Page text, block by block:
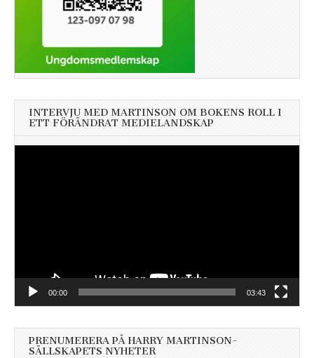
INTERVJU MED MARTINSON OM BOKENS ROLL I
ETT FÖRÄNDRAT MEDIELANDSKAP
00:00 03:43
PRENUMERERA PÅ HARRY MARTINSON-
SÄLLSKAPETS NYHETER